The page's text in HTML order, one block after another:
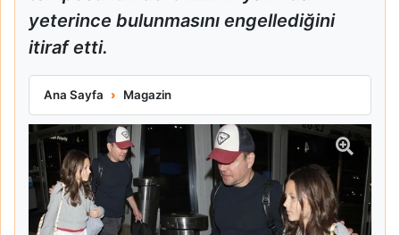
yeterince bulunmasını engellediğini
itiraf etti.
Ana Sayfa Magazin
Matt Damon Babalık Pişmanlığını İtiraf Etti